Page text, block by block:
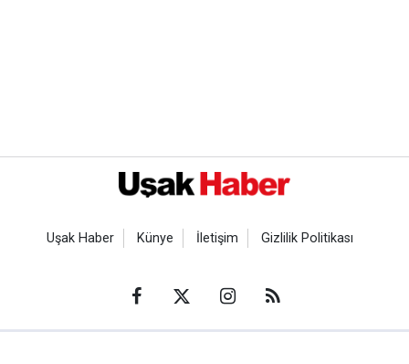
Uşak Haber Künye İletişim Gizlilik Politikası